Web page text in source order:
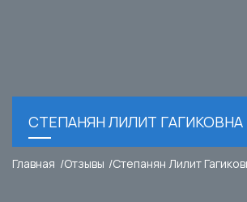
СТЕПАНЯН ЛИЛИТ ГАГИКОВНА
Главная Отзывы Степанян Лилит